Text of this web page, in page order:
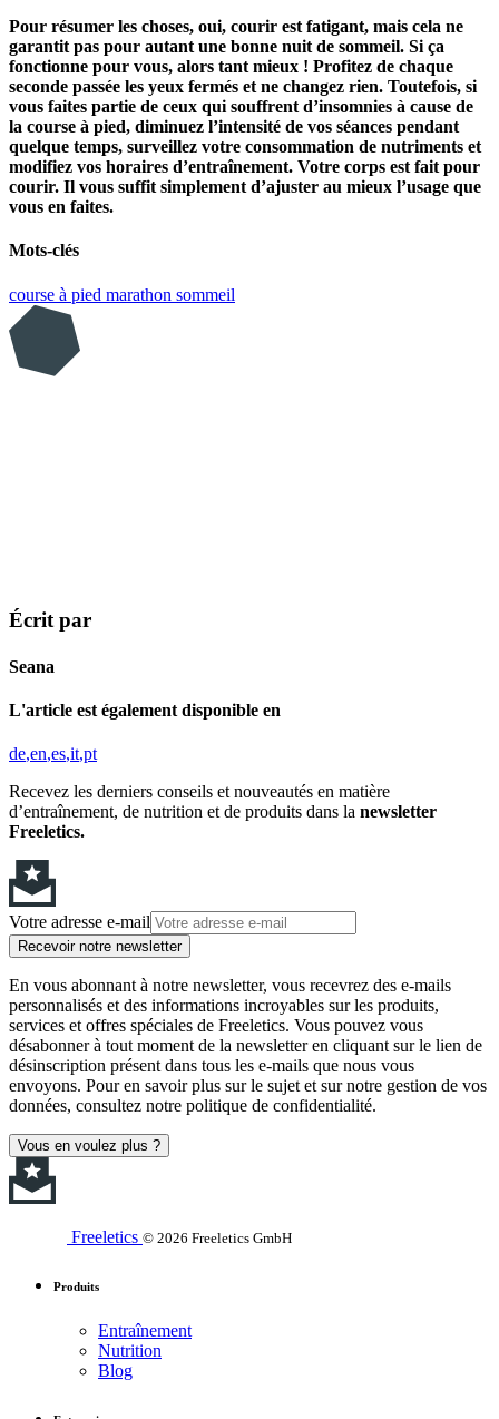
Pour résumer les choses, oui, courir est fatigant, mais cela ne
garantit pas pour autant une bonne nuit de sommeil. Si ça
fonctionne pour vous, alors tant mieux ! Profitez de chaque
seconde passée les yeux fermés et ne changez rien. Toutefois, si
vous faites partie de ceux qui souffrent d’insomnies à cause de
la course à pied, diminuez l’intensité de vos séances pendant
quelque temps, surveillez votre consommation de nutriments et
modifiez vos horaires d’entraînement. Votre corps est fait pour
courir. Il vous suffit simplement d’ajuster au mieux l’usage que
vous en faites.
Mots-clés
course à pied marathon sommeil
Écrit par
Seana
L'article est également disponible en
de en es it pt
Recevez les derniers conseils et nouveautés en matière
d’entraînement, de nutrition et de produits dans la newsletter
Freeletics.
Votre adresse e-mail
Recevoir notre newsletter
En vous abonnant à notre newsletter, vous recevrez des e-mails
personnalisés et des informations incroyables sur les produits,
services et offres spéciales de Freeletics. Vous pouvez vous
désabonner à tout moment de la newsletter en cliquant sur le lien de
désinscription présent dans tous les e-mails que nous vous
envoyons. Pour en savoir plus sur le sujet et sur notre gestion de vos
données, consultez notre politique de confidentialité.
Vous en voulez plus ?
Freeletics © 2026 Freeletics GmbH
Produits
Entraînement
Nutrition
Blog